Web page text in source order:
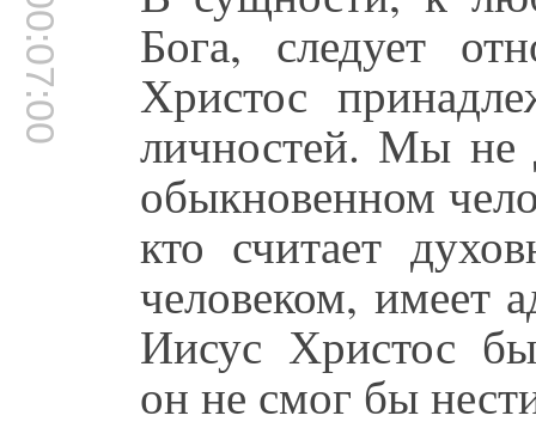
00:07:00 Бога, следует
Христос
личностей. Мы не
обыкновенном
кто считает
человеком, имеет
Иисус Христос
он не смог бы